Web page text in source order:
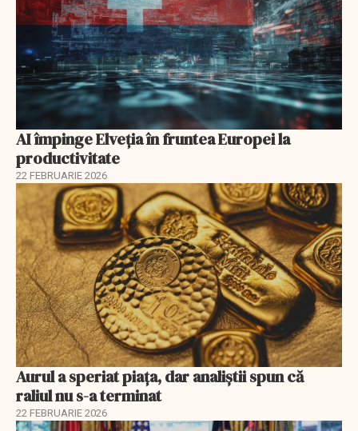
AI împinge Elveția în fruntea Europei la
productivitate
22 FEBRUARIE 2026
Aurul a speriat piața, dar analiștii spun că
raliul nu s-a terminat
22 FEBRUARIE 2026